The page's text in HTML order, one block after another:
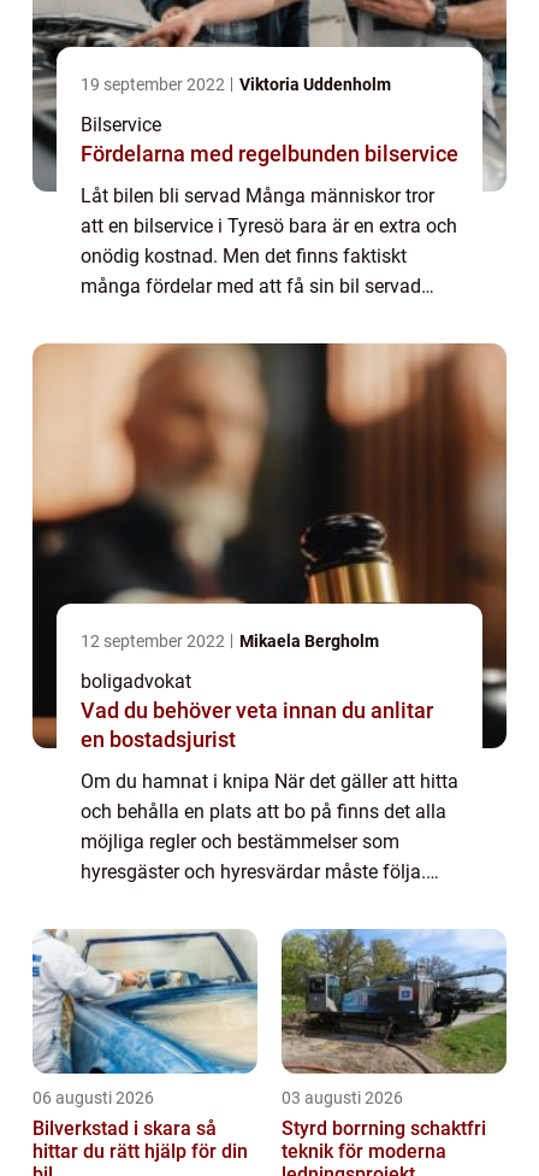
19 september 2022 Viktoria Uddenholm
Bilservice
Fördelarna med regelbunden bilservice
Låt bilen bli servad Många människor tror
att en bilservice i Tyresö bara är en extra och
onödig kostnad. Men det finns faktiskt
många fördelar med att få sin bil servad
anledningarna till varför du bör se till att t...
12 september 2022 Mikaela Bergholm
boligadvokat
Vad du behöver veta innan du anlitar
en bostadsjurist
Om du hamnat i knipa När det gäller att hitta
och behålla en plats att bo på finns det alla
möjliga regler och bestämmelser som
hyresgäster och hyresvärdar måste följa.
svårt att veta vart man ska vända sig...
06 augusti 2026
Bilverkstad i skara så
hittar du rätt hjälp för din
03 augusti 2026
Styrd borrning schaktfri
teknik för moderna